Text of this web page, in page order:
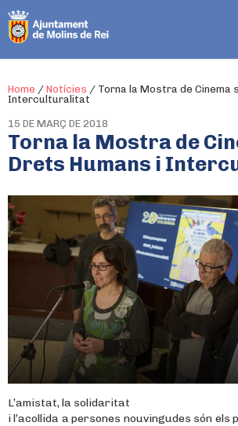
Home / Notícies / Torna la Mostra de Cinema
Interculturalitat
15 DE MARÇ DE 2018
Torna la Mostra de
Drets Humans i
L’amistat, la solidaritat
i l’acollida a persones nouvingudes són